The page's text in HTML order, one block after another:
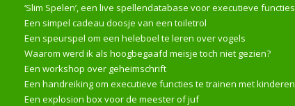
‘Slim Spelen’, een live spellendatabase voor executieve functies
Een simpel cadeau doosje van een toiletrol
Een speurspel om een heleboel te leren over vogels
Waarom werd ik als hoogbegaafd meisje toch niet gezien?
Een workshop over geheimschrift
Een handreiking om executieve functies te trainen met kinderen
Een explosion box voor de meester of juf